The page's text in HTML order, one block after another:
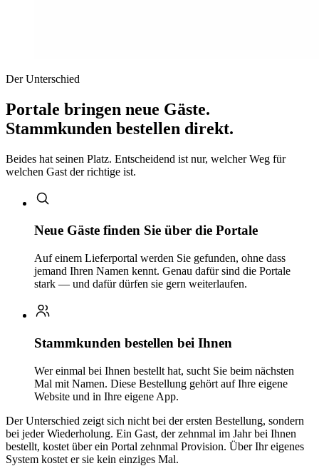
Der Unterschied
Portale bringen neue Gäste.
Stammkunden bestellen direkt.
Beides hat seinen Platz. Entscheidend ist nur, welcher Weg für
welchen Gast der richtige ist.
Neue Gäste finden Sie über die Portale
Auf einem Lieferportal werden Sie gefunden, ohne dass
jemand Ihren Namen kennt. Genau dafür sind die Portale
stark — und dafür dürfen sie gern weiterlaufen.
Stammkunden bestellen bei Ihnen
Wer einmal bei Ihnen bestellt hat, sucht Sie beim nächsten
Mal mit Namen. Diese Bestellung gehört auf Ihre eigene
Website und in Ihre eigene App.
Der Unterschied zeigt sich nicht bei der ersten Bestellung, sondern
bei jeder Wiederholung. Ein Gast, der zehnmal im Jahr bei Ihnen
bestellt, kostet über ein Portal zehnmal Provision. Über Ihr eigenes
System kostet er sie kein einziges Mal.